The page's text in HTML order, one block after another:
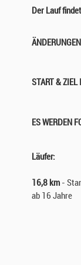
Der Lauf
START & ZIEL
ES WERDEN
Läufer:
16,8 km -
ab 16 Jahre